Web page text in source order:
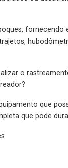
fornecendo
o
que
que pode